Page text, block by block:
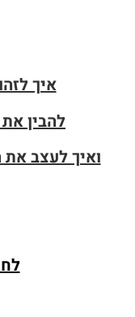
איך
להבין
ואיך לעצב את